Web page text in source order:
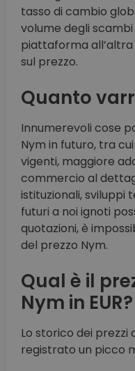
tasso di cambio
volume degli
piattaforma
sul prezzo.
Quanto
Innumerevoli cose
Nym in futuro, tra
vigenti, maggiore
commercio al
istituzionali, sviluppi
futuri a noi ignoti
quotazioni, è
del prezzo Nym.
Qual è il
Nym in EUR?
Lo storico dei prezzi
registrato un picco